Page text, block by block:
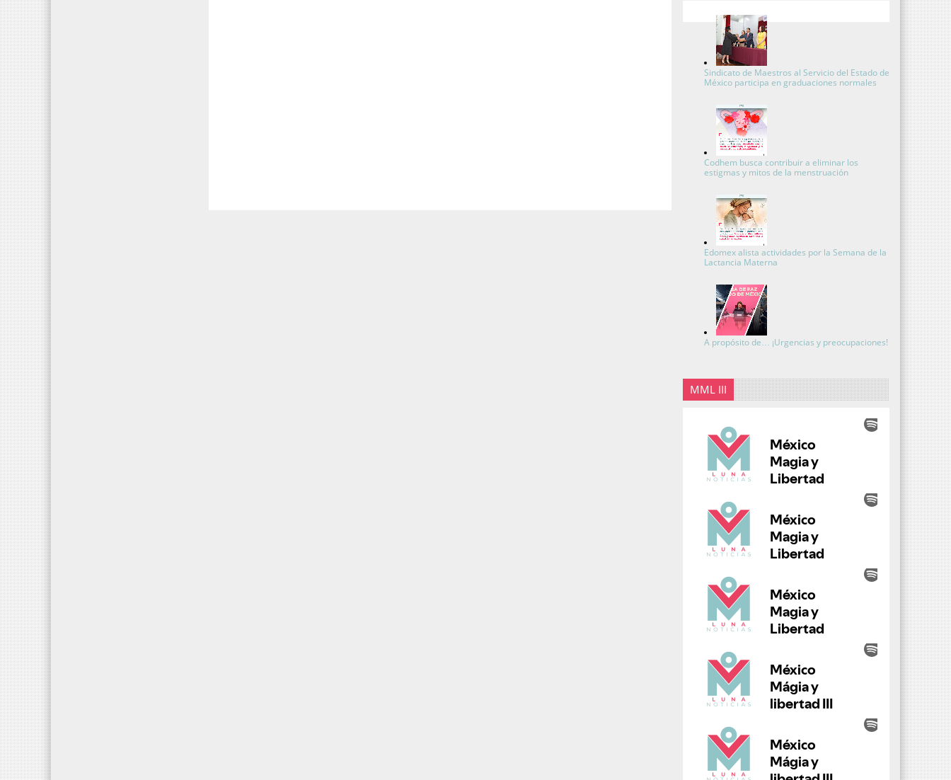
Sindicato de Maestros al Servicio del Estado de
México participa en graduaciones normales
Codhem busca contribuir a eliminar los
estigmas y mitos de la menstruación
Edomex alista actividades por la Semana de la
Lactancia Materna
A propósito de… ¡Urgencias y preocupaciones!
MML III